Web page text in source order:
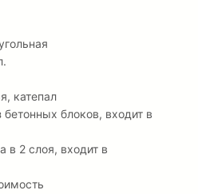
катепал
блоков, входит в
в 2 слоя, входит в